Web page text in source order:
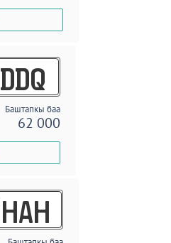
DDQ
Баштапкы баа
62 000
HAH